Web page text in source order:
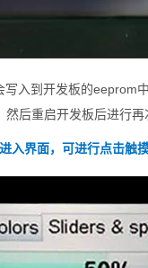
写入到开发板的eeprom
后重启开发板后进行再
入界面，可进行点击触